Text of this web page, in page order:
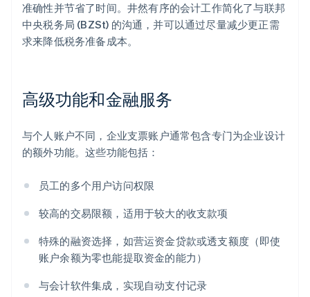
准确性并节省了时间。井然有序的会计工作简化了与联邦
中央税务局 (BZSt) 的沟通，并可以通过尽量减少更正需
求来降低税务准备成本。
高级功能和金融服务
与个人账户不同，企业支票账户通常包含专门为企业设计
的额外功能。这些功能包括：
员工的多个用户访问权限
较高的交易限额，适用于较大的收支款项
特殊的融资选择，如营运资金贷款或透支额度（即使
账户余额为零也能提取资金的能力）
与会计软件集成，实现自动支付记录